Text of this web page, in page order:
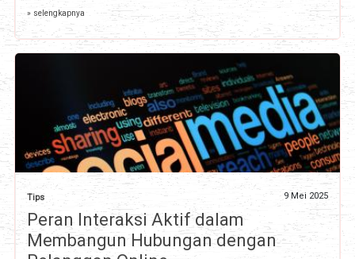
» selengkapnya
Tips 9 Mei 2025
Peran Interaksi Aktif dalam
Membangun Hubungan dengan